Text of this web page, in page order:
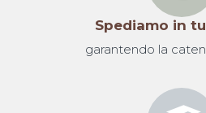
Spediamo in
garantendo la